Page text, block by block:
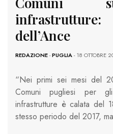
dell’Ance
REDAZIONE-PUGLIA- 18 OTTOBRE
“Nei primi sei mesi del
Comuni pugliesi per
infrastrutture è calata del
stesso periodo del 2017,